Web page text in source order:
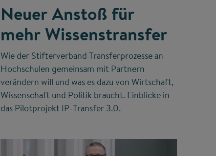
Neuer Anstoß für
mehr Wissenstransfer
Wie der Stifterverband Transferprozesse an
Hochschulen gemeinsam mit Partnern
verändern will und was es dazu von Wirtschaft,
Wissenschaft und Politik braucht. Einblicke in
das Pilotprojekt IP-Transfer 3.0.